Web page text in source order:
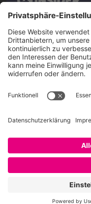
Über SAATKORN
SAATKORN ist der
er über die Themen